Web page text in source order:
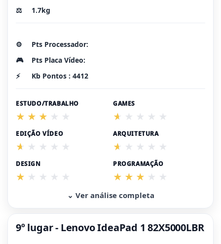
⚖️
1.7kg
⚙️
Pts Processador:
🎮
Pts Placa Vídeo:
⚡
Kb Pontos : 4412
ESTUDO/TRABALHO GAMES
EDIÇÃO VÍDEO ARQUITETURA
DESIGN PROGRAMAÇÃO
⌄ Ver análise completa
9º lugar - Lenovo IdeaPad 1 82X5000LBR